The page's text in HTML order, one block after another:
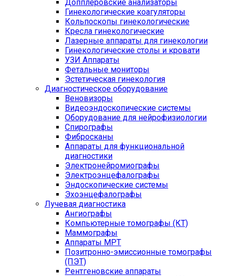
Допплеровские анализаторы
Гинекологические коагуляторы
Кольпоскопы гинекологические
Кресла гинекологические
Лазерные аппараты для гинекологии
Гинекологические столы и кровати
УЗИ Аппараты
Фетальные мониторы
Эстетическая гинекология
Диагностическое оборудование
Веновизоры
Видеоэндоскопические системы
Оборудование для нейрофизиологии
Спирографы
Фибросканы
Аппараты для функциональной
диагностики
Электронейромиографы
Электроэнцефалографы
Эндоскопические системы
Эхоэнцефалографы
Лучевая диагностика
Ангиографы
Компьютерные томографы (КТ)
Маммографы
Аппараты МРТ
Позитронно-эмиссионные томографы
(ПЭТ)
Рентгеновские аппараты